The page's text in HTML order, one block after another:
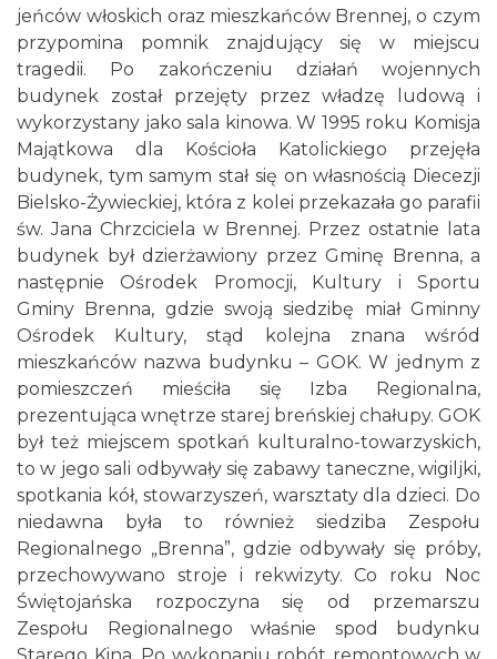
jeńców włoskich oraz mieszkańców Brennej, o czym
przypomina pomnik znajdujący się w miejscu
tragedii. Po zakończeniu działań wojennych
budynek został przejęty przez władzę ludową i
wykorzystany jako sala kinowa. W 1995 roku Komisja
Majątkowa dla Kościoła Katolickiego przejęła
budynek, tym samym stał się on własnością Diecezji
Bielsko-Żywieckiej, która z kolei przekazała go parafii
św. Jana Chrzciciela w Brennej. Przez ostatnie lata
budynek był dzierżawiony przez Gminę Brenna, a
następnie Ośrodek Promocji, Kultury i Sportu
Gminy Brenna, gdzie swoją siedzibę miał Gminny
Ośrodek Kultury, stąd kolejna znana wśród
mieszkańców nazwa budynku – GOK. W jednym z
pomieszczeń mieściła się Izba Regionalna,
prezentująca wnętrze starej breńskiej chałupy. GOK
był też miejscem spotkań kulturalno-towarzyskich,
to w jego sali odbywały się zabawy taneczne, wigiljki,
spotkania kół, stowarzyszeń, warsztaty dla dzieci. Do
niedawna była to również siedziba Zespołu
Regionalnego „Brenna”, gdzie odbywały się próby,
przechowywano stroje i rekwizyty. Co roku Noc
Świętojańska rozpoczyna się od przemarszu
Zespołu Regionalnego właśnie spod budynku